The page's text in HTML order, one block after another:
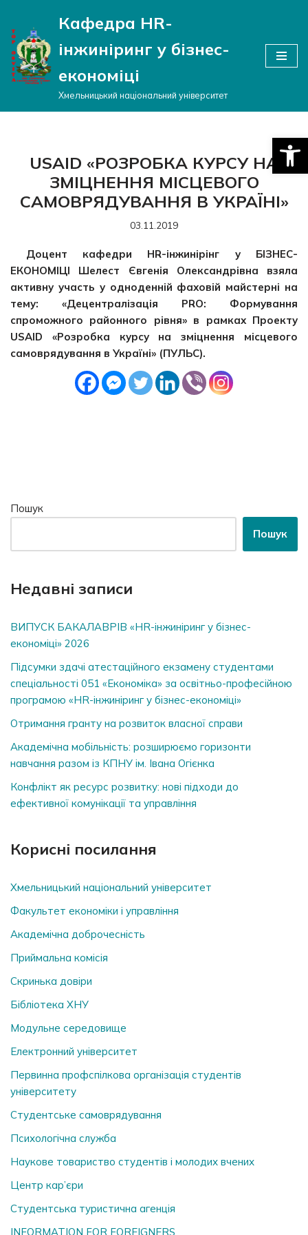
Перейти
до
вмісту
Кафедра HR-
інжиніринг у бізнес-
економіці
Хмельницький національний університет
USAID «РОЗРОБКА КУРСУ НА
ЗМІЦНЕННЯ МІСЦЕВОГО
САМОВРЯДУВАННЯ В УКРАЇНІ»
03.11.2019
Доцент кафедри HR-інжинірінг у БІЗНЕС-
ЕКОНОМІЦІ Шелест Євгенія Олександрівна взяла
активну участь у одноденній фаховій майстерні на
тему: «Децентралізація PRO: Формування
спроможного районного рівня» в рамках Проекту
USAID «Розробка курсу на зміцнення місцевого
самоврядування в Україні» (ПУЛЬС).
Пошук
Пошук
Недавні записи
ВИПУСК БАКАЛАВРІВ «HR-інжиніринг у бізнес-
економіці» 2026
Підсумки здачі атестаційного екзамену студентами
спеціальності 051 «Економіка» за освітньо-професійною
програмою «HR-інжиніринг у бізнес-економіці»
Отримання гранту на розвиток власної справи
Академічна мобільність: розширюємо горизонти
навчання разом із КПНУ ім. Івана Огієнка
Конфлікт як ресурс розвитку: нові підходи до
ефективної комунікації та управління
Корисні посилання
Хмельницький національний університет
Факультет економіки і управління
Академічна доброчесність
Приймальна комісія
Скринька довiри
Бібліотека ХНУ
Модульне середовище
Електронний університет
Первинна профспілкова організація студентів
університету
Студентське самоврядування
Психологічна служба
Наукове товариство студентів і молодих вчених
Центр кар’єри
Студентська туристична агенція
INFORMATION FOR FOREIGNERS